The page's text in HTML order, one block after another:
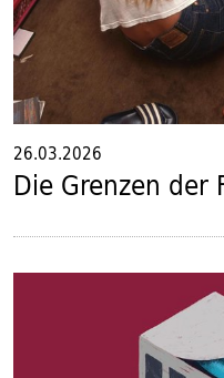
26.03.2026
Die Grenzen der